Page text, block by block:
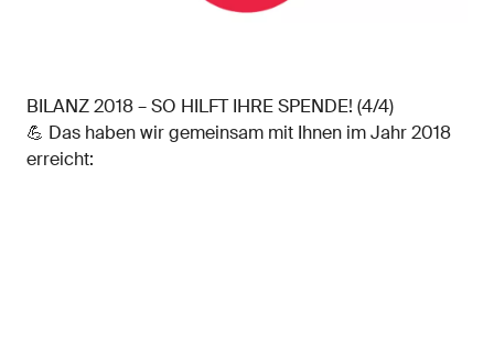
BILANZ 2018 – SO HILFT IHRE SPENDE! (4/4)
💪 Das haben wir gemeinsam mit Ihnen im Jahr 2018
erreicht: